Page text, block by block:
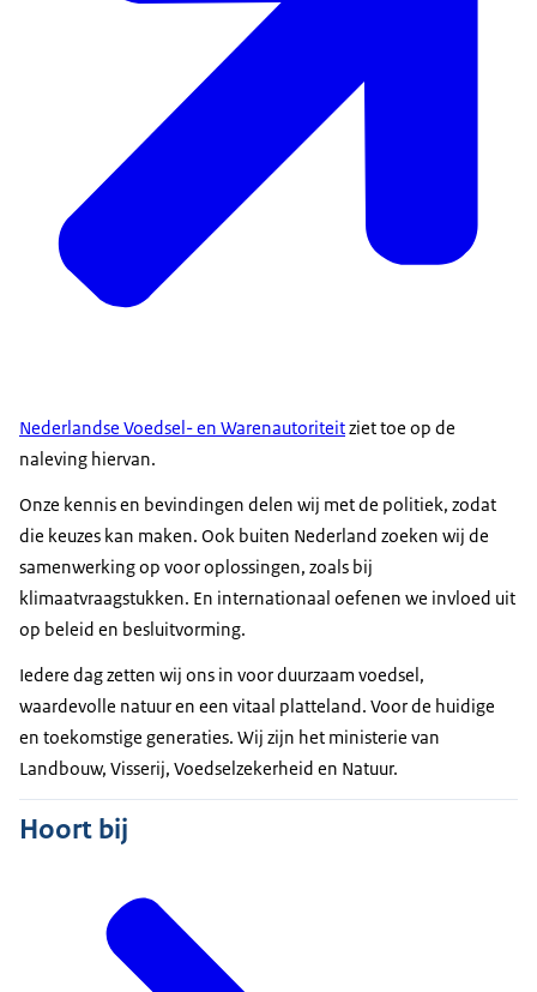
Dan hebben we steeds minder chemie nodig om
het onkruid bijvoorbeeld te bestrijden.
Maar als we vanuit de praktijk aangeven dat het
niet sneller kan, volgens mij moet je dat serieus
nemen.
En als het om het voedsel op je bord gaat, zetten
we ons ervoor in dat dat voldoende, veilig én
Het blijft ingewikkeld.
Ook werken we aan het versterken van natuur.
---
Het mooiste aan het gebied vind ik de variatie.
Een zandverstuiving is een gebied dat van nature
heel voedselarm is.
Doordat er heel veel stikstof vanuit de lucht op de
verandert gewoon de gehele vegetatie.
Ja en uiteindelijk, wanneer je niks doet, dan wordt
Nederlandse Voedsel- en Warenautoriteitziet toe op de
naleving hiervan.
Onze kennis en bevindingen delen wij met de politiek, zodat
die keuzes kan maken. Ook buiten Nederland zoeken wij de
samenwerking op voor oplossingen, zoals bij
klimaatvraagstukken. En internationaal oefenen we invloed uit
op beleid en besluitvorming.
Iedere dag zetten wij ons in voor duurzaam voedsel,
waardevolle natuur en een vitaal platteland. Voor de huidige
en toekomstige generaties. Wij zijn het ministerie van
Landbouw, Visserij, Voedselzekerheid en Natuur.
Hoort bij